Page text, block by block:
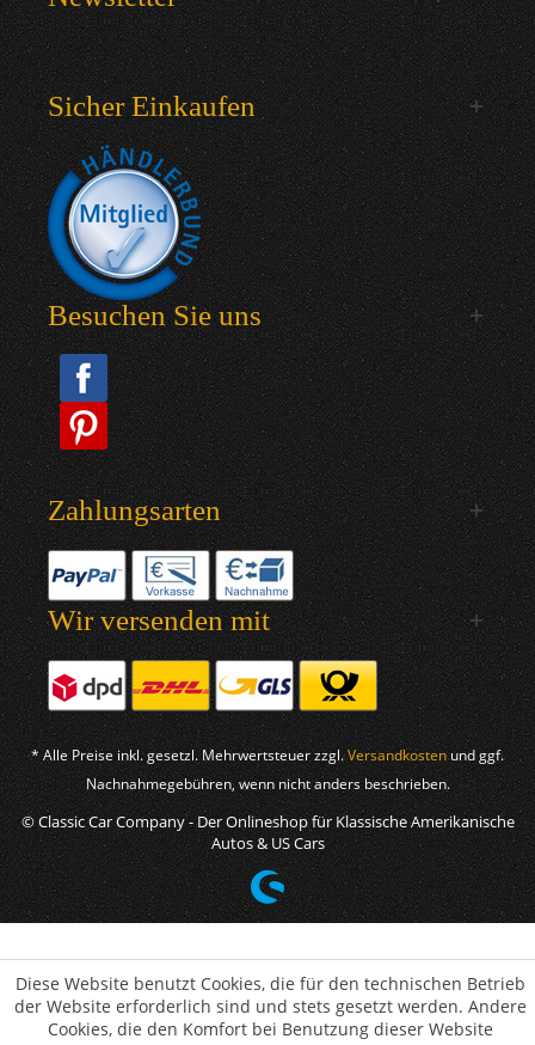
Sicher Einkaufen
Besuchen Sie uns
Zahlungsarten
Wir versenden mit
* Alle Preise inkl. gesetzl. Mehrwertsteuer zzgl.Versandkosten und ggf.
Nachnahmegebühren, wenn nicht anders beschrieben.
© Classic Car Company - Der Onlineshop für Klassische Amerikanische
Autos & US Cars
Diese Website benutzt Cookies, die für den technischen Betrieb
der Website erforderlich sind und stets gesetzt werden. Andere
Cookies, die den Komfort bei Benutzung dieser Website